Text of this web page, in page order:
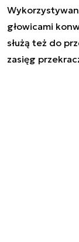
głowicami
służą też do
zasięg